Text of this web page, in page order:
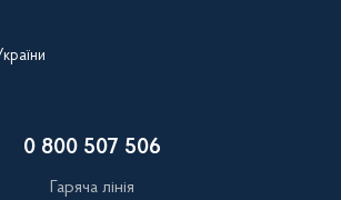
0 800 507 506
Гаряча лінія